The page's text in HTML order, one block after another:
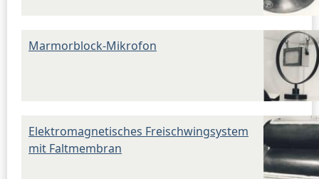
Marmorblock-Mikrofon
Elektromagnetisches Freischwingsystem
mit Faltmembran